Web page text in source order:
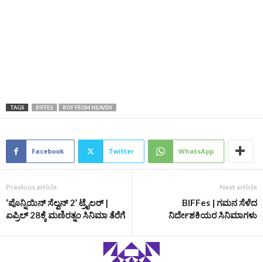
TAGS BIFFES BOY FROM HEAVEN
Facebook Twitter WhatsApp
Previous article
‘ಪೊನ್ನಿಯಿನ್ ಸೆಲ್ವನ್ 2’ ಟ್ರೈಲರ್‌ |
ಏಪ್ರಿಲ್‌ 28ಕ್ಕೆ ಮಣಿರತ್ನಂ ಸಿನಿಮಾ ತೆರೆಗೆ
Next article
BIFFes | ಗಮನ ಸೆಳೆದ
ನಿರ್ದೇಶಕಿಯರ ಸಿನಿಮಾಗಳು